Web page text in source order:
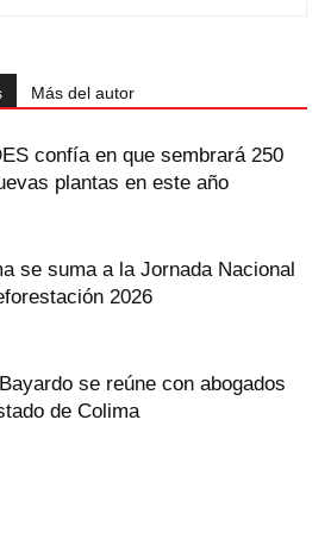
Más del autor
confía en que sembrará 250
plantas en este año
se suma a la Jornada Nacional
2026
se reúne con abogados
de Colima